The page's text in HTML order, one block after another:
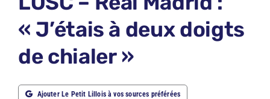
Rechercher:
« J’étais à deux doigts
de chialer »
Ajouter Le Petit Lillois à vos sources préférées